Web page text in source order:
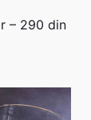
– 290 din